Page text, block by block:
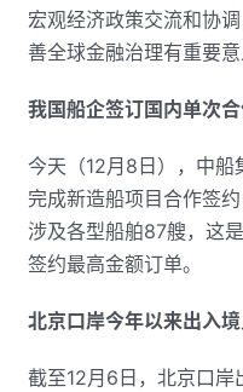
宏观经济政策交流和协
善全球金融治理有重要意
我国船企签订国内单次
今天（12月8日），中
完成新造船项目合作签
涉及各型船舶87艘，这
签约最高金额订单。
北京口岸今年以来出入
截至12月6日，北京口